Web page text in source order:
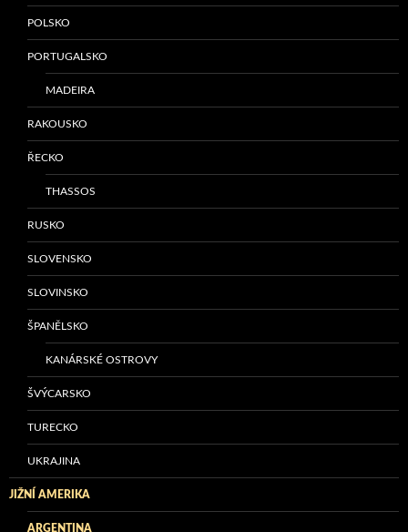
POLSKO
PORTUGALSKO
MADEIRA
RAKOUSKO
ŘECKO
THASSOS
RUSKO
SLOVENSKO
SLOVINSKO
ŠPANĚLSKO
KANÁRSKÉ OSTROVY
ŠVÝCARSKO
TURECKO
UKRAJINA
JIŽNÍ AMERIKA
ARGENTINA